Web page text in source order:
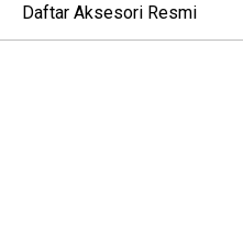
Daftar Aksesori Resmi